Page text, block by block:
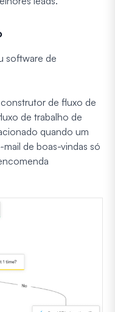
software de
de fluxo de
de trabalho de
quando um
de boas-vindas só